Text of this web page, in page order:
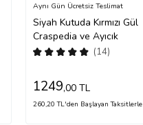
Siyah Kutuda Kırmızı Gül
Craspedia ve Ayıcık
(14)
Aynı Gün Ücretsiz Teslimat
1249,00 TL
260,20 TL'den Başlayan Taksitlerle